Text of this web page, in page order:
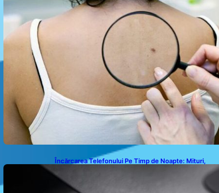
Încărcarea Telefonului Pe Timp de Noapte: Mituri,